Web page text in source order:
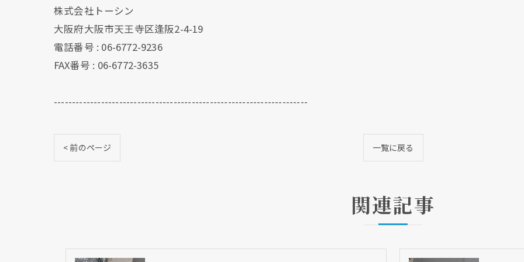
株式会社トーシン
大阪府大阪市天王寺区逢阪2-4-19
電話番号 : 06-6772-9236
FAX番号 : 06-6772-3635
----------------------------------------------------------------------
< 前のページ 一覧に戻る
関連記事